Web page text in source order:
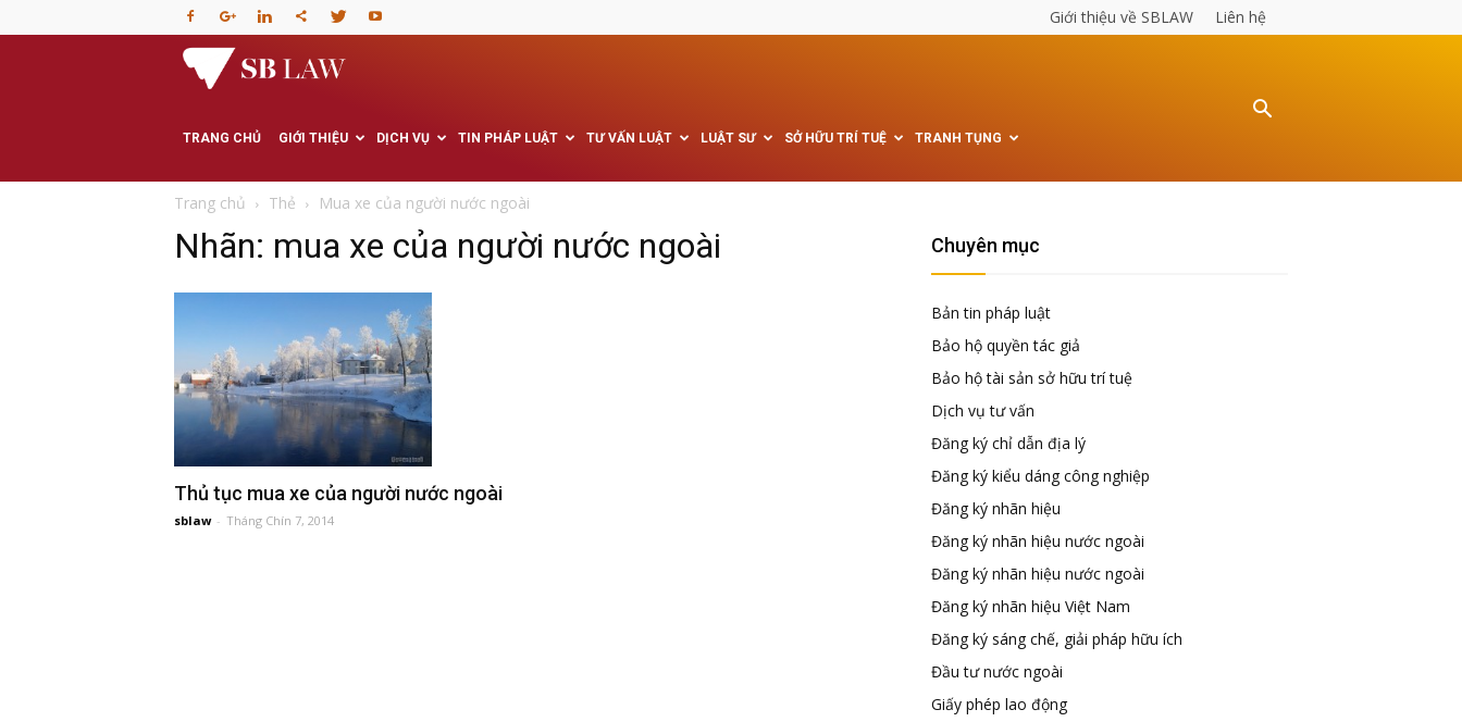
Giới thiệu về SBLAW Liên hệ
phòng
Luật
sư
Tư
vấn
TRANG CHỦ GIỚI THIỆU DỊCH VỤ TIN PHÁP LUẬT TƯ VẤN LUẬT LUẬT SƯ SỞ HỮU TRÍ TUỆ TRANH TỤNG
Trang chủ Thẻ Mua xe của người nước ngoài
Nhãn: mua xe của người nước ngoài
Thủ tục mua xe của người nước ngoài
sblaw - Tháng Chín 7, 2014
Chuyên mục
Bản tin pháp luật
Bảo hộ quyền tác giả
Bảo hộ tài sản sở hữu trí tuệ
Dịch vụ tư vấn
Đăng ký chỉ dẫn địa lý
Đăng ký kiểu dáng công nghiệp
Đăng ký nhãn hiệu
Đăng ký nhãn hiệu nước ngoài
Đăng ký nhãn hiệu nước ngoài
Đăng ký nhãn hiệu Việt Nam
Đăng ký sáng chế, giải pháp hữu ích
Đầu tư nước ngoài
Giấy phép lao động